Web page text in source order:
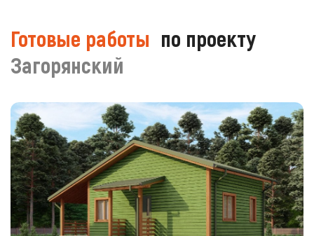
Готовые работы по проекту
Загорянский